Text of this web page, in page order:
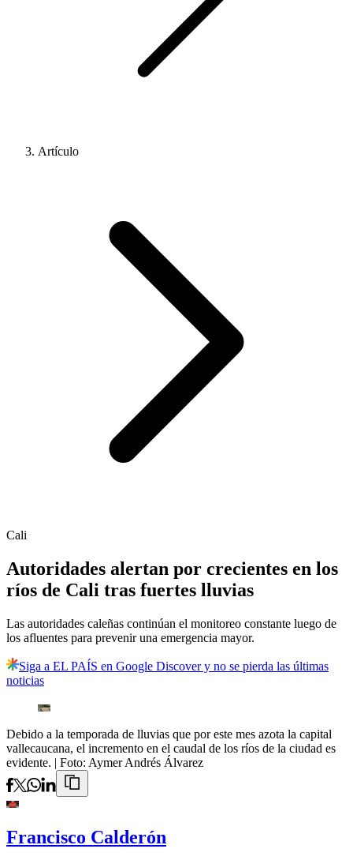
Artículo
Cali
Autoridades alertan por crecientes en los
ríos de Cali tras fuertes lluvias
Las autoridades caleñas continúan el monitoreo constante luego de
los afluentes para prevenir una emergencia mayor.
Siga a EL PAÍS en Google Discover y no se pierda las últimas
noticias
Debido a la temporada de lluvias que por este mes azota la capital
vallecaucana, el incremento en el caudal de los ríos de la ciudad es
evidente. | Foto: Aymer Andrés Álvarez
Francisco Calderón